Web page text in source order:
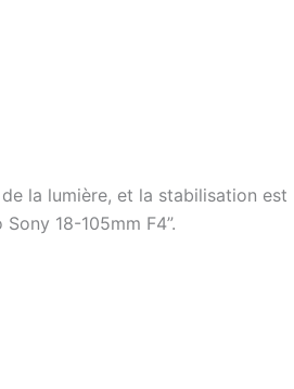
la lumière, et la stabilisation est
18-105mm F4”.